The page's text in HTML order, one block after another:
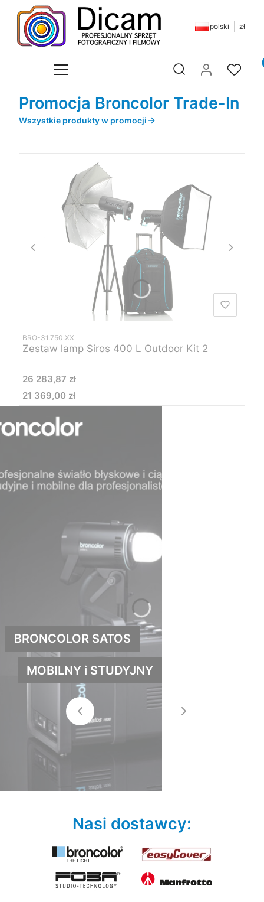
polski zł
Otwórz wyszukiwarkę
Promocja Broncolor Trade-In
Wszystkie produkty w promocji
BRO-31.750.XX
Zestaw lamp Siros 400 L Outdoor Kit 2
Cena
26 283,87 zł
Cena
21 369,00 zł
BRONCOLOR SATOS
MOBILNY i STUDYJNY
Nasi dostawcy: